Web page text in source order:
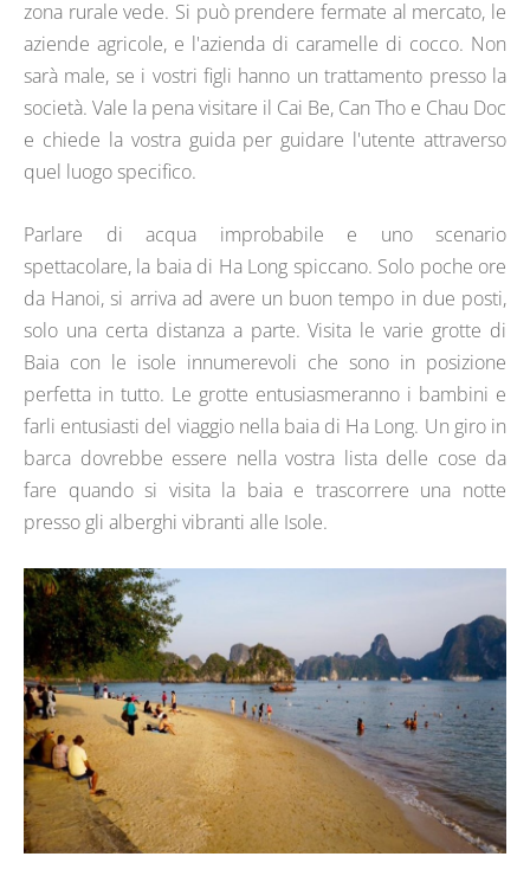
zona rurale vede. Si può prendere fermate al mercato, le
aziende agricole, e l'azienda di caramelle di cocco. Non
sarà male, se i vostri figli hanno un trattamento presso la
società. Vale la pena visitare il Cai Be, Can Tho e Chau Doc
e chiede la vostra guida per guidare l'utente attraverso
quel luogo specifico.
Parlare di acqua improbabile e uno scenario
spettacolare, la baia di Ha Long spiccano. Solo poche ore
da Hanoi, si arriva ad avere un buon tempo in due posti,
solo una certa distanza a parte. Visita le varie grotte di
Baia con le isole innumerevoli che sono in posizione
perfetta in tutto. Le grotte entusiasmeranno i bambini e
farli entusiasti del viaggio nella baia di Ha Long. Un giro in
barca dovrebbe essere nella vostra lista delle cose da
fare quando si visita la baia e trascorrere una notte
presso gli alberghi vibranti alle Isole.